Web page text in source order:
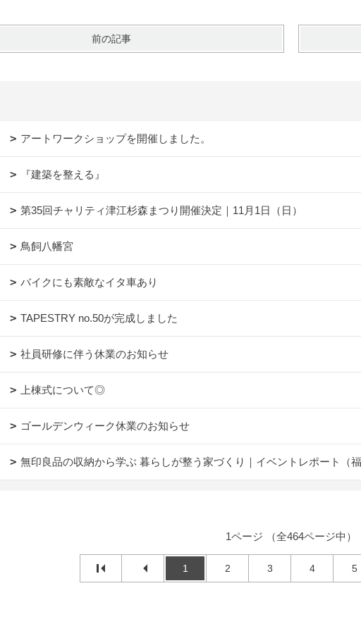
前の記事
アートワークショップを開催しました。
『建築を整える』
第35回チャリティ津江杉森まつり開催決定｜11月1日（日）
鳥飼八幡宮
バイクにも素敵なイタ車あり
TAPESTRY no.50が完成しました
社員研修に伴う休業のお知らせ
上棟式について◎
ゴールデンウィーク休業のお知らせ
無印良品の収納から学ぶ 暮らしが整う家づくり｜イベントレポート（
1ページ （全464ページ中）
1 2 3 4 5